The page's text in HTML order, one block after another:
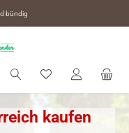
bündig
Du hast 0
kaufen